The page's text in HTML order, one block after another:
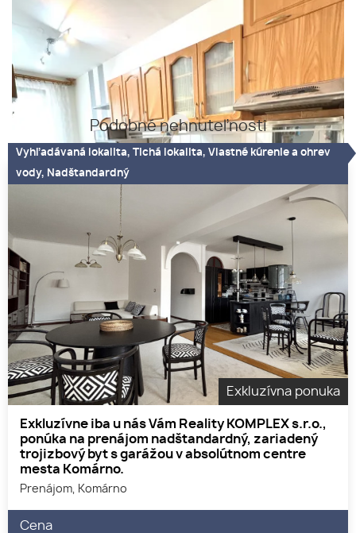
Podobné nehnuteľnosti
Exkluzívna ponuka
Exkluzívne iba u nás Vám Reality KOMPLEX s.r.o.,
ponúka na prenájom nadštandardný, zariadený
trojizbový byt s garážou v absolútnom centre
mesta Komárno.
Prenájom, Komárno
Cena
Vyhľadávaná lokalita, Tichá lokalita, Vlastné kúrenie a ohrev
vody, Nadštandardný